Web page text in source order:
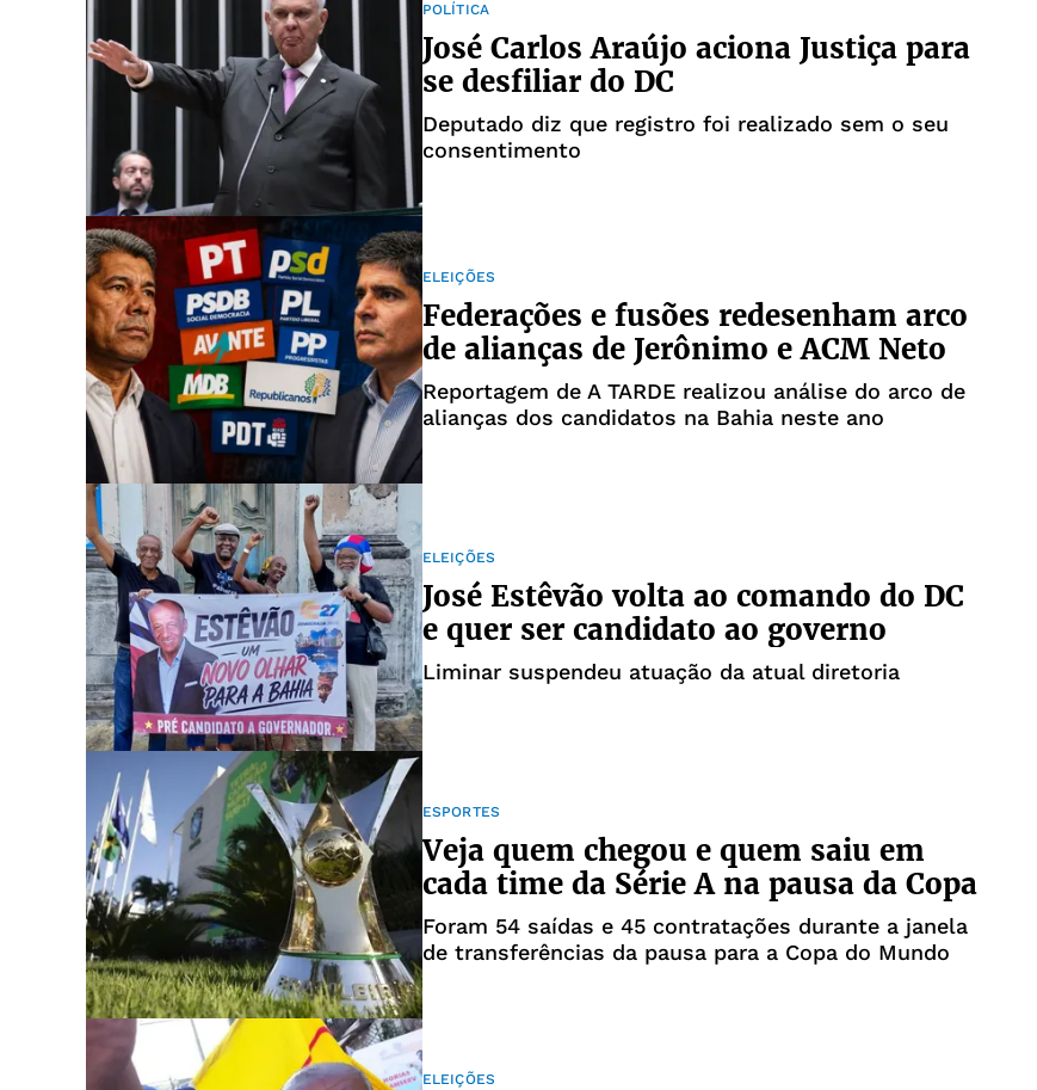
POLÍTICA
José Carlos Araújo aciona Justiça para
se desfiliar do DC
Deputado diz que registro foi realizado sem o seu
consentimento
ELEIÇÕES
Federações e fusões redesenham arco
de alianças de Jerônimo e ACM Neto
Reportagem de A TARDE realizou análise do arco de
alianças dos candidatos na Bahia neste ano
ELEIÇÕES
José Estêvão volta ao comando do DC
e quer ser candidato ao governo
Liminar suspendeu atuação da atual diretoria
ESPORTES
Veja quem chegou e quem saiu em
cada time da Série A na pausa da Copa
Foram 54 saídas e 45 contratações durante a janela
de transferências da pausa para a Copa do Mundo
ELEIÇÕES